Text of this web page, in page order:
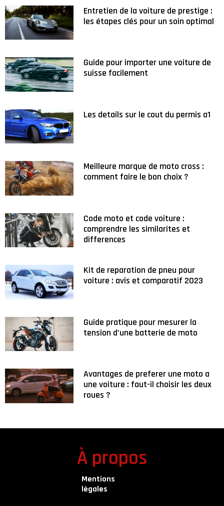
Entretien de la voiture de prestige :
les étapes clés pour un soin optimal
Guide pour importer une voiture de
suisse facilement
Les details sur le cout du permis a1
Meilleure marque de moto cross :
comment faire le bon choix ?
Code moto et code voiture :
comprendre les similarites et
differences
Kit de reparation de pneu pour
voiture : avis et comparatif 2023
Guide pratique pour mesurer la
tension d’une batterie de moto
Avantages de preferer une moto a
une voiture : faut-il choisir les deux
roues ?
À propos
Mentions
légales